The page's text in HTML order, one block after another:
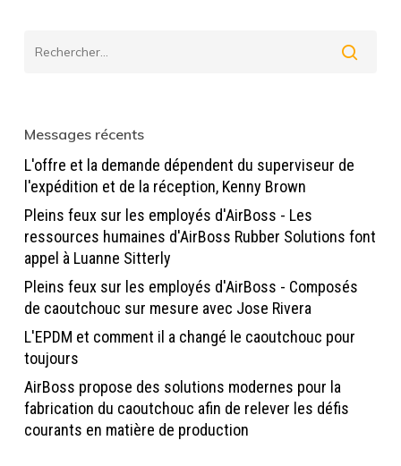
Messages récents
L'offre et la demande dépendent du superviseur de
l'expédition et de la réception, Kenny Brown
Pleins feux sur les employés d'AirBoss - Les
ressources humaines d'AirBoss Rubber Solutions font
appel à Luanne Sitterly
Pleins feux sur les employés d'AirBoss - Composés
de caoutchouc sur mesure avec Jose Rivera
L'EPDM et comment il a changé le caoutchouc pour
toujours
AirBoss propose des solutions modernes pour la
fabrication du caoutchouc afin de relever les défis
courants en matière de production